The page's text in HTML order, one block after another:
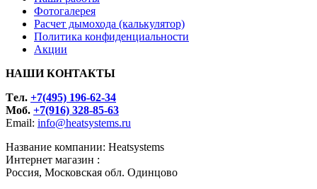
Фотогалерея
Расчет дымохода (калькулятор)
Политика конфиденциальности
Акции
НАШИ КОНТАКТЫ
Tел. +7(495) 196-62-34
Моб. +7(916) 328-85-63
Email: info@heatsystems.ru
Название компании: Heatsystems
Интернет магазин :
Россия, Московская обл. Одинцово